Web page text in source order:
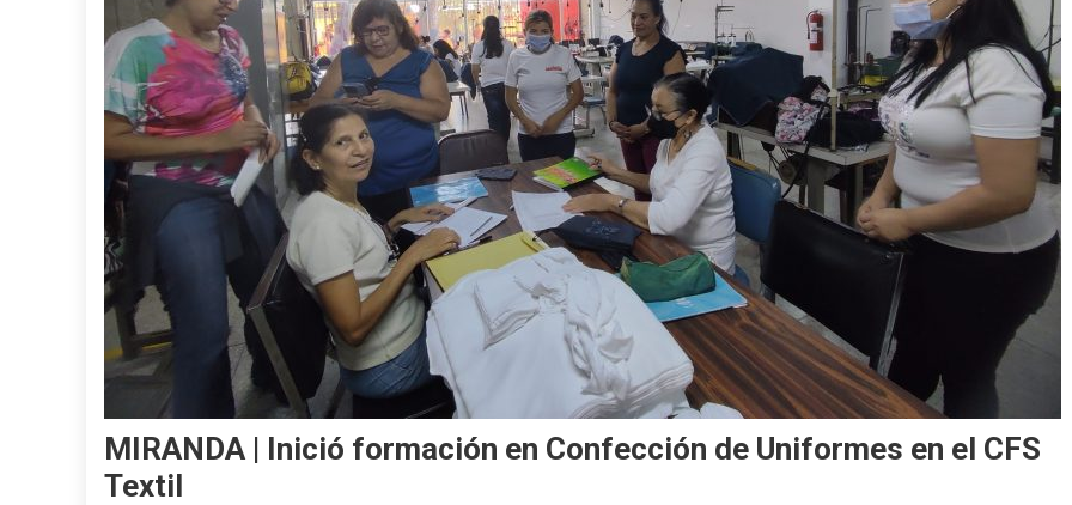
MIRANDA | Inició formación en Confección de Uniformes en el CFS
Textil